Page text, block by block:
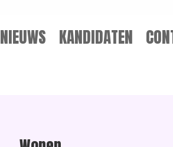
NIEUWS KANDIDATEN